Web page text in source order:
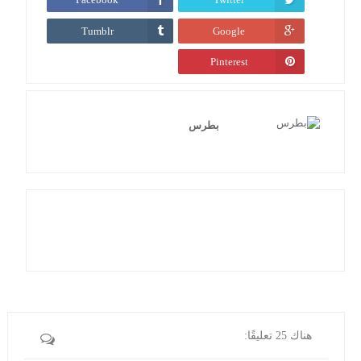
Google
Tumblr
Pinterest
بطرس
هناك 25 تعليقًا: